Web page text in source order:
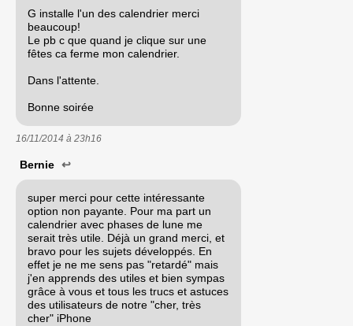
G installe l'un des calendrier merci
beaucoup!
Le pb c que quand je clique sur une
fêtes ca ferme mon calendrier.
Dans l'attente.
Bonne soirée
16/11/2014 à 23h16
Bernie ↩
super merci pour cette intéressante
option non payante. Pour ma part un
calendrier avec phases de lune me
serait très utile. Déjà un grand merci, et
bravo pour les sujets développés. En
effet je ne me sens pas "retardé" mais
j'en apprends des utiles et bien sympas
grâce à vous et tous les trucs et astuces
des utilisateurs de notre "cher, très
cher" iPhone